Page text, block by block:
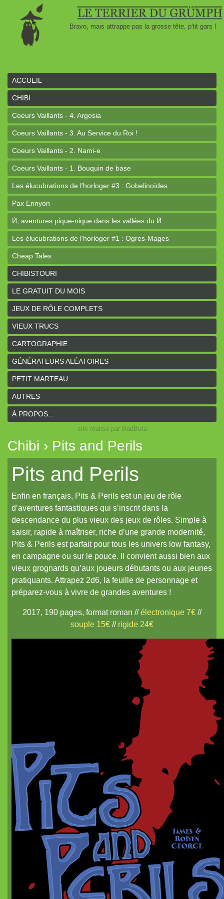
Bravo, mais attrappe pas la grosse tête, p'tit gars !
ACCUEIL
CHIBI
Coeurs Vaillants - 4. Argosia
Coeurs Vaillants - 3. Au Service du Roi !
Coeurs Vaillants - 2. Nami-e
Coeurs Vaillants - 1. Bouquin de base
Les élucubrations de l'horloger #3 : Gobelinoïdes
Pax Erinyon
Ѝ, aventures pique-nique dans les vallées du Ѝ
Les élucubrations de l'horloger #1 : Ogres-Mages
Cheap Tales
Intrépides
Coeurs Vaillants - Aventures
Coeurs Vaillants - Ogres de gel
Coeurs Vaillants - Compagnon2
Les bas-reliefs des Ruines de Zeriphar
N.YX
Sous l'ombre du Mont Yimsha
Coeurs Vaillants - Compagnon
Coeurs Vaillants // Gallant and Bold
Hârn - le monde de Hârn
De Urbium Graphidibus
La Frontière
Les cahiers du Vastemonde
TechNoir
Pour une poignée de sapèques
Les Carnets zoographiques du Capitaine Lalande
Donjon sans façon
Aux seuils d'abysses très-anciens
nanoDex
Le métal froid des anneaux de Cerbère
Mordiou !
Terra X
White Lies
Les Contes du Dragon
nanoChrome²
Des plans sur la tomette
La Lune et Douze Lotus
CHIBISTOURI
LE GRATUIT DU MOIS
JEUX DE RÔLE COMPLETS
VIEUX TRUCS
CARTOGRAPHIE
GÉNÉRATEURS ALÉATOIRES
PETIT MARTEAU
AUTRES
À PROPOS...
site réalisé par BadButa
Chibi › Pits and Perils
Pits and Perils
Enfin en français, Pits & Perils est un jeu de rôle
d’aventures fantastiques qui s’inscrit dans la
descendance du plus vieux des jeux de rôles. Simple à
saisir, rapide à maîtriser, riche d’une grande modernité,
Pits & Perils est parfait pour tous les univers low fantasy,
en campagne ou sur le pouce. Il convient aussi bien aux
vieux grognards qu’aux joueurs débutants ou aux jeunes
pratiquants. Attrapez 2d6, la feuille de personnage et
préparez-vous à vivre de grandes aventures !
2017, 190 pages, format roman //électronique 7€ //
souple 15€ // rigide 24€